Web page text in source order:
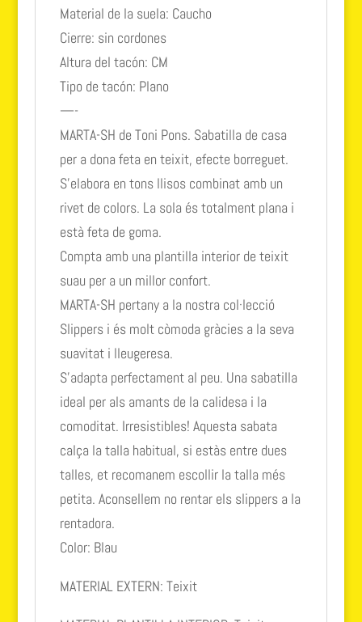
Material de la suela: Caucho
Cierre: sin cordones
Altura del tacón: CM
Tipo de tacón: Plano
—-
MARTA-SH de Toni Pons. Sabatilla de casa
per a dona feta en teixit, efecte borreguet.
S’elabora en tons llisos combinat amb un
rivet de colors. La sola és totalment plana i
està feta de goma.
Compta amb una plantilla interior de teixit
suau per a un millor confort.
MARTA-SH pertany a la nostra col·lecció
Slippers i és molt còmoda gràcies a la seva
suavitat i lleugeresa.
S’adapta perfectament al peu. Una sabatilla
ideal per als amants de la calidesa i la
comoditat. Irresistibles! Aquesta sabata
calça la talla habitual, si estàs entre dues
talles, et recomanem escollir la talla més
petita. Aconsellem no rentar els slippers a la
rentadora.
Color: Blau
MATERIAL EXTERN: Teixit